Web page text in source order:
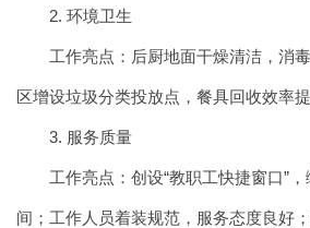
2. 环境卫生
工作亮点：后厨地面干燥清洁，消
区增设垃圾分类投放点，餐具回收效率提
3. 服务质量
工作亮点：创设“教职工快捷窗口”
间；工作人员着装规范，服务态度良好